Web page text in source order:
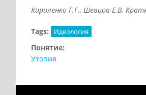
Кириленко Г.Г., Шевцов Е.В.
Tags: Идеология
Понятие:
Утопия